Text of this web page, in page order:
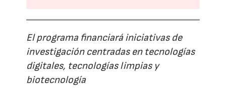
El programa financiará iniciativas de
investigación centradas en tecnologías
digitales, tecnologías limpias y
biotecnología